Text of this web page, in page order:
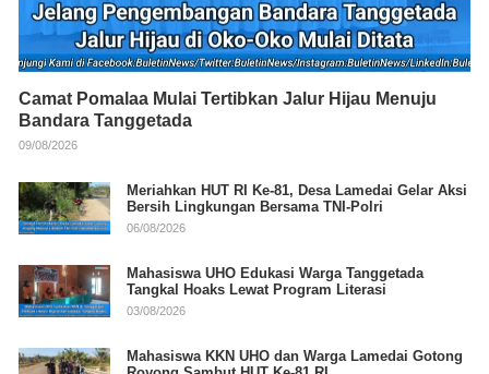
Camat Pomalaa Mulai Tertibkan Jalur Hijau Menuju
Bandara Tanggetada
09/08/2026
Meriahkan HUT RI Ke-81, Desa Lamedai Gelar Aksi
Bersih Lingkungan Bersama TNI-Polri
06/08/2026
Mahasiswa UHO Edukasi Warga Tanggetada
Tangkal Hoaks Lewat Program Literasi
03/08/2026
Mahasiswa KKN UHO dan Warga Lamedai Gotong